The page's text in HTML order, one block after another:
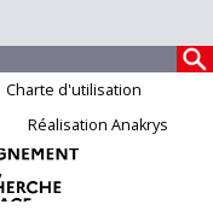
Charte d'utilisation
Réalisation Anakrys